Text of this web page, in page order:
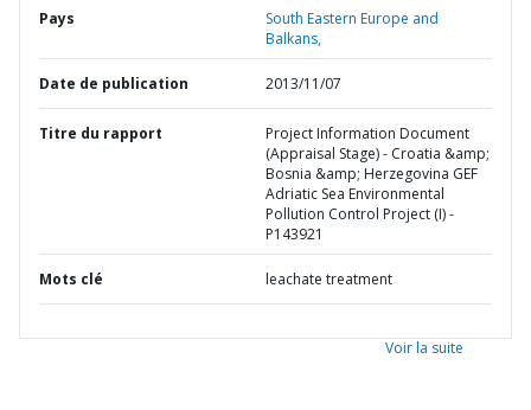
Pays
South Eastern Europe and
Balkans,
Date de publication 2013/11/07
Titre du rapport
Project Information Document
(Appraisal Stage) - Croatia &amp;
Bosnia &amp; Herzegovina GEF
Adriatic Sea Environmental
Pollution Control Project (I) -
P143921
Mots clé leachate treatment
Voir la suite